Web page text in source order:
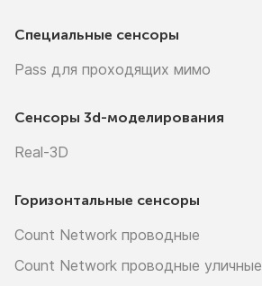
Специальные сенсоры
Pass для проходящих мимо
Сенсоры 3d-моделирования
Real-3D
Горизонтальные сенсоры
Count Network проводные
Count Network проводные уличные